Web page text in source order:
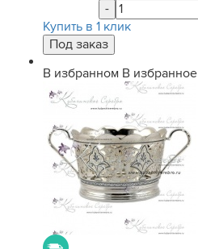
-
Купить в 1 клик
В избранном В избранное